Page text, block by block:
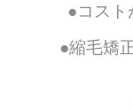
●コスト
●縮毛矯